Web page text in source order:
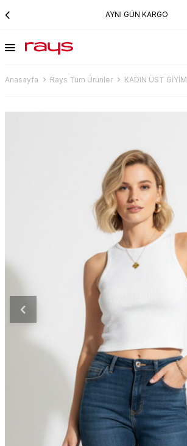
AYNI GÜN KARGO
Anasayfa Rays Tüm Ürünler KADIN ÜST GİYİM